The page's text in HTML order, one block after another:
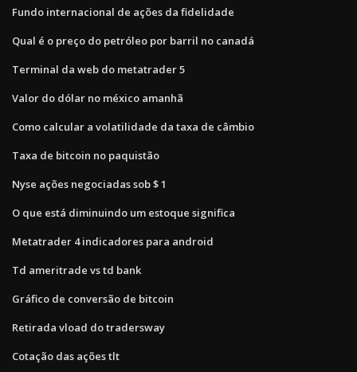
Fundo internacional de ações da fidelidade
Qual é o preço do petróleo por barril no canadá
Terminal da web do metatrader 5
Valor do dólar no méxico amanhã
Como calcular a volatilidade da taxa de câmbio
Taxa de bitcoin no paquistão
Nyse ações negociadas sob $ 1
O que está diminuindo um estoque significa
Metatrader 4 indicadores para android
Td ameritrade vs td bank
Gráfico de conversão de bitcoin
Retirada vload do tradersway
Cotação das ações tlt